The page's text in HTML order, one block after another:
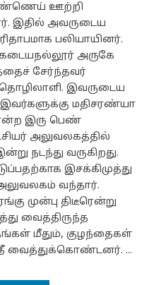
ஊற்றி
இதில் அவருடைய
பலியாயினர்.
கடையநல்லூர் அருகே
சேர்ந்தவர்
இவருடைய
இவர்களுக்கு மதிசரண்யா
இரு பெண்
அலுவலகத்தில்
நடந்து வருகிறது.
இசக்கிமுத்து
வந்தார்.
முன்பு திடீரென்று
வைத்திருந்த
மீதும், குழந்தைகள்
வைத்துக்கொண்டனர். ...